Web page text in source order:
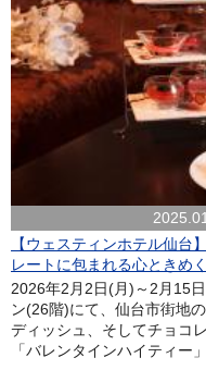
【ウェスティンホテル仙台
レートに包まれる心ときめ
2026年2月2日(月)～2月15
ン(26階)にて、仙台市街地
ディッシュ、そしてチョコ
「バレンタインハイティー